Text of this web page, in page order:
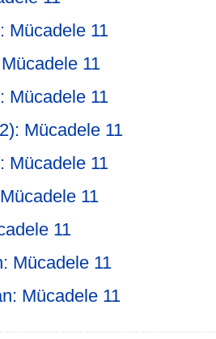
Mücadele 11
11
Mücadele 11
Mücadele 11
Mücadele 11
11
11
Mücadele 11
Mücadele 11